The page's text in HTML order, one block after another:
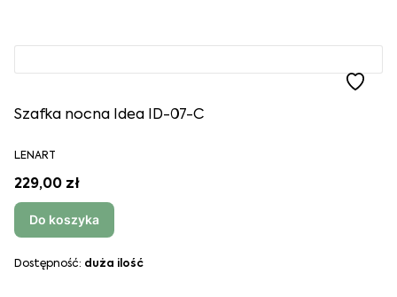
Szafka nocna Idea ID-07-C
LENART
229,00 zł
Do koszyka
Dostępność: duża ilość